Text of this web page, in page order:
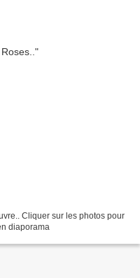
Cliquer sur les photos pour
diaporama